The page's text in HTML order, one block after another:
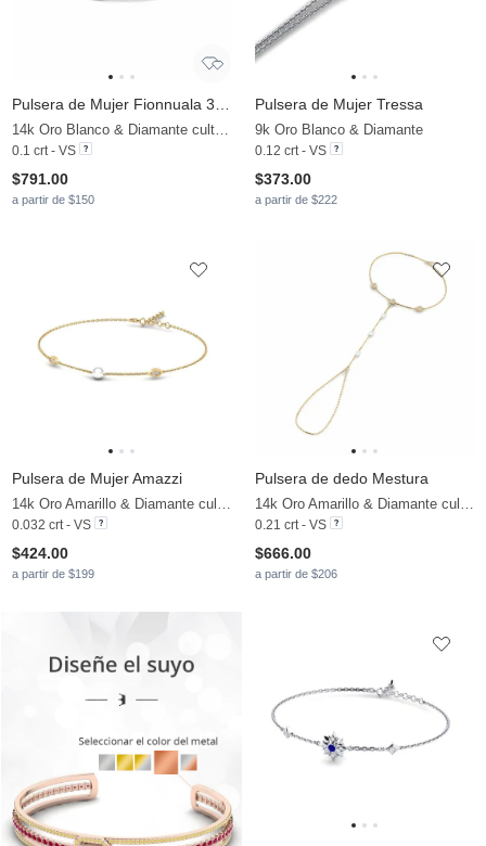
14k Oro Blanco & Diamante cultivado en laboratorio
0.1 crt - VS
$791.00
a partir de $150
Pulsera de Mujer Tressa
9k Oro Blanco & Diamante
0.12 crt - VS
$373.00
a partir de $222
Pulsera de Mujer Amazzi
14k Oro Amarillo & Diamante cultivado en laboratorio & Perla blanca
0.032 crt - VS
$424.00
a partir de $199
Pulsera de dedo Mestura
14k Oro Amarillo & Diamante cultivado en laboratorio & Perla blanca
0.21 crt - VS
$666.00
a partir de $206